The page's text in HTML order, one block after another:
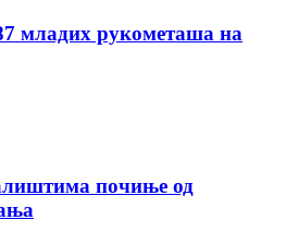
младих рукометаша на
почиње од